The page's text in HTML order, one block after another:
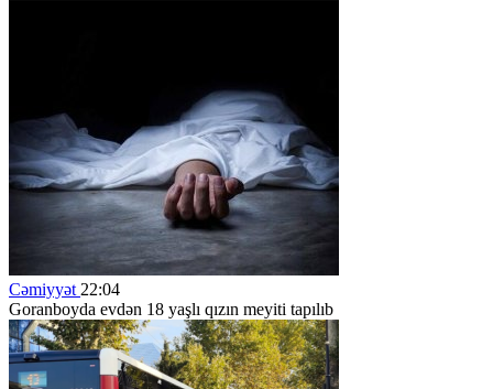
Cəmiyyət 22:04
Goranboyda evdən 18 yaşlı qızın meyiti tapılıb